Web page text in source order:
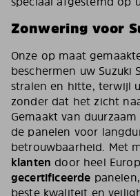
Zonwering voor
Onze op maat
beschermen uw Suzuki
stralen en hitte, terwijl
zonder dat het zicht
Gemaakt van duurzaam
de panelen voor
betrouwbaarheid. Met
klanten door heel
gecertificeerde
beste kwaliteit en